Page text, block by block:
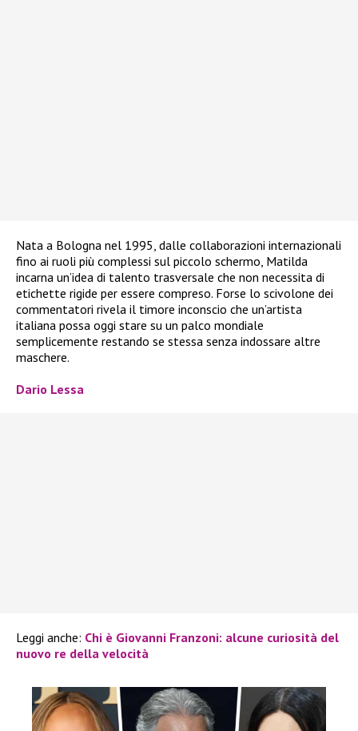
Nata a Bologna nel 1995, dalle collaborazioni internazionali
fino ai ruoli più complessi sul piccolo schermo, Matilda
incarna un’idea di talento trasversale che non necessita di
etichette rigide per essere compreso. Forse lo scivolone dei
commentatori rivela il timore inconscio che un’artista
italiana possa oggi stare su un palco mondiale
semplicemente restando se stessa senza indossare altre
maschere.
Dario Lessa
Leggi anche: Chi è Giovanni Franzoni: alcune curiosità del
nuovo re della velocità